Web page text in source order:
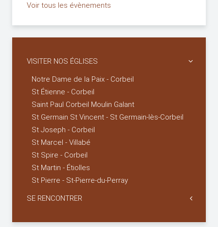
Voir tous les évènements
VISITER NOS ÉGLISES
Notre Dame de la Paix - Corbeil
St Étienne - Corbeil
Saint Paul Corbeil Moulin Galant
St Germain St Vincent - St Germain-lès-Corbeil
St Joseph - Corbeil
St Marcel - Villabé
St Spire - Corbeil
St Martin - Étiolles
St Pierre - St-Pierre-du-Perray
SE RENCONTRER